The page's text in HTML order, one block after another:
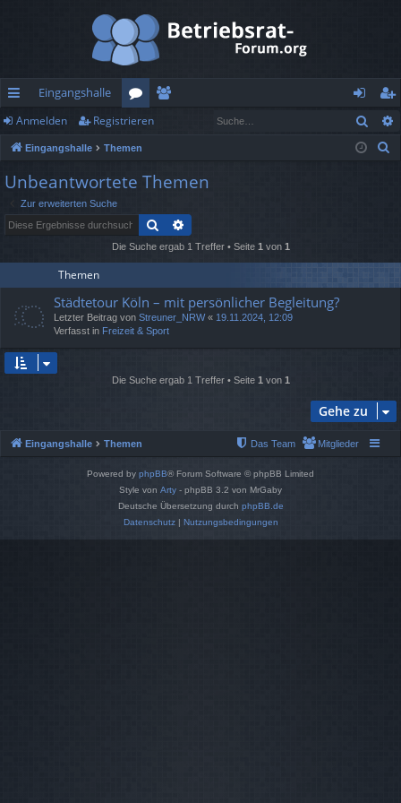
ch
ne
llz
Eingangshalle
or
en
de
r
n
m
eg
ist
Anmelden Registrieren
Eingangshalle Themen
Unbeantwortete Themen
Zur erweiterten Suche
Suche
Die Suche ergab 1 Treffer • Seite 1 von 1
Themen
Städtetour Köln – mit persönlicher Begleitung?
Letzter Beitrag von Streuner_NRW« 19.11.2024, 12:09
Verfasst in Freizeit & Sport
Die Suche ergab 1 Treffer • Seite 1 von 1
Gehe zu
Eingangshalle Themen Mitglieder
Das Team
Powered by phpBB® Forum Software © phpBB Limited
Style von Arty - phpBB 3.2 von MrGaby
Deutsche Übersetzung durch phpBB.de
Datenschutz| Nutzungsbedingungen